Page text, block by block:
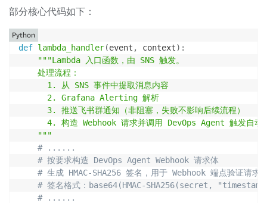
部分核心代码如下：
def lambda_handler(event , context) :
"""Lambda 入口函数，由 SNS 触发。
    处理流程：
      1. 从 SNS 事件中提取消息内容
      2. Grafana Alerting 解析
      3. 推送飞书群通知（非阻塞，失败不影响后续流程）
4. 构造 Webhook 请求并调用 DevOps Agent 触发自动
    """
# ......
# 按要求构造 DevOps Agent Webhook 请求体
# 生成 HMAC-SHA256 签名，用于 Webhook 端点验证请求
# 签名格式：base64(HMAC-SHA256(secret,
# ......
Python